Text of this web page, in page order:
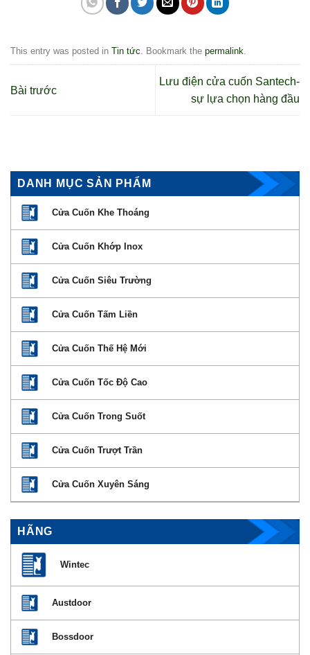
This entry was posted in Tin tức. Bookmark the permalink.
Bài trước
Lưu điện cửa cuốn Santech-
sự lựa chọn hàng đầu
DANH MỤC SẢN PHẨM
Cửa Cuốn Khe Thoáng
Cửa Cuốn Khớp Inox
Cửa Cuốn Siêu Trường
Cửa Cuốn Tấm Liền
Cửa Cuốn Thế Hệ Mới
Cửa Cuốn Tốc Độ Cao
Cửa Cuốn Trong Suốt
Cửa Cuốn Trượt Trần
Cửa Cuốn Xuyên Sáng
HÃNG
Wintec
Austdoor
Bossdoor